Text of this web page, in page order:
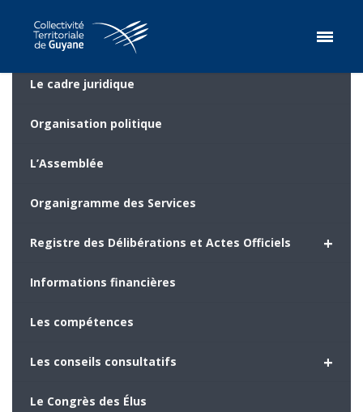
Le cadre juridique
Organisation politique
L’Assemblée
Organigramme des Services
+
Registre des Délibérations et Actes Officiels
Informations financières
Les compétences
+
Les conseils consultatifs
Le Congrès des Élus